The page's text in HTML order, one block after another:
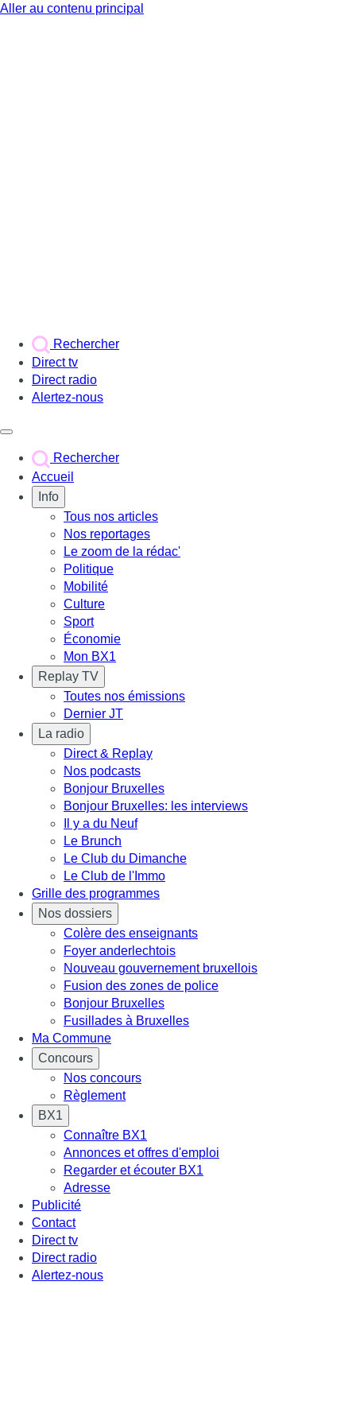
Aller au contenu principal
Rechercher
Direct tv
Direct radio
Alertez-nous
Rechercher
Accueil
Info
Tous nos articles
Nos reportages
Le zoom de la rédac'
Politique
Mobilité
Culture
Sport
Économie
Mon BX1
Replay TV
Toutes nos émissions
Dernier JT
La radio
Direct & Replay
Nos podcasts
Bonjour Bruxelles
Bonjour Bruxelles: les interviews
Il y a du Neuf
Le Brunch
Le Club du Dimanche
Le Club de l'Immo
Grille des programmes
Nos dossiers
Colère des enseignants
Foyer anderlechtois
Nouveau gouvernement bruxellois
Fusion des zones de police
Bonjour Bruxelles
Fusillades à Bruxelles
Ma Commune
Concours
Nos concours
Règlement
BX1
Connaître BX1
Annonces et offres d'emploi
Regarder et écouter BX1
Adresse
Publicité
Contact
Direct tv
Direct radio
Alertez-nous